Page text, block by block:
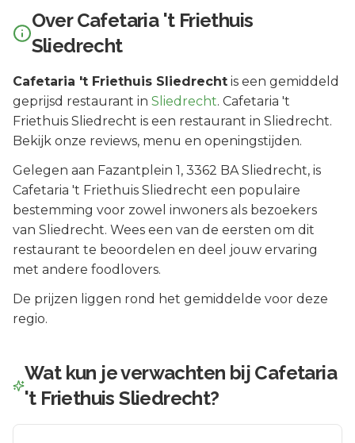
OverCafetaria 't Friethuis
Sliedrecht
Cafetaria 't Friethuis Sliedrecht is een gemiddeld
geprijsd restaurant in Sliedrecht. Cafetaria 't
Friethuis Sliedrecht is een restaurant in Sliedrecht.
Bekijk onze reviews, menu en openingstijden.
Gelegen aan Fazantplein 1, 3362 BA Sliedrecht, is
Cafetaria 't Friethuis Sliedrecht een populaire
bestemming voor zowel inwoners als bezoekers
van Sliedrecht. Wees een van de eersten om dit
restaurant te beoordelen en deel jouw ervaring
met andere foodlovers.
De prijzen liggen rond het gemiddelde voor deze
regio.
Wat kun je verwachten bij Cafetaria
't Friethuis Sliedrecht?